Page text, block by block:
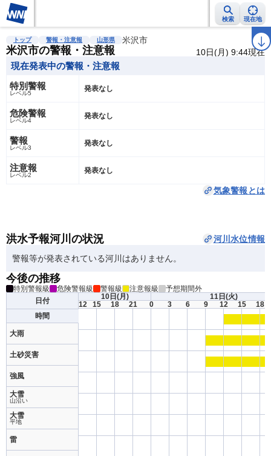
検索 現在地
雨雲レーダー 台風情報 地震情報 ラ
トップ 警報・注意報 山形県 米沢市
米沢市の警報・注意報 10日(月) 9:44現在
現在発表中の警報・注意報
特別警報
レベル5 発表なし
危険警報
レベル4 発表なし
警報
レベル3 発表なし
注意報
レベル2 発表なし
気象警報とは
洪水予報河川の状況
河川水位情報
警報等が発表されている河川はありません。
今後の推移
特別警報級 危険警報級 警報級 注意報級
予想期間外
日付
時間
大雨
土砂災害
強風
大雪
山沿い
大雪
平地
雷
10日 (月)
12
15 18 21
11日 (火)
0
3 6 9 12 15 18